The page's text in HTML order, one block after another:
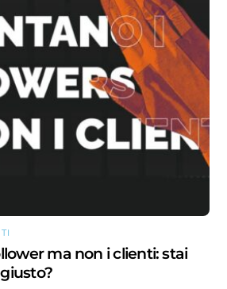
ma non i clienti: stai